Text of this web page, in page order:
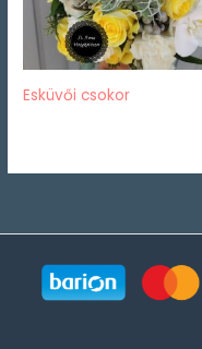
Esküvői csokor